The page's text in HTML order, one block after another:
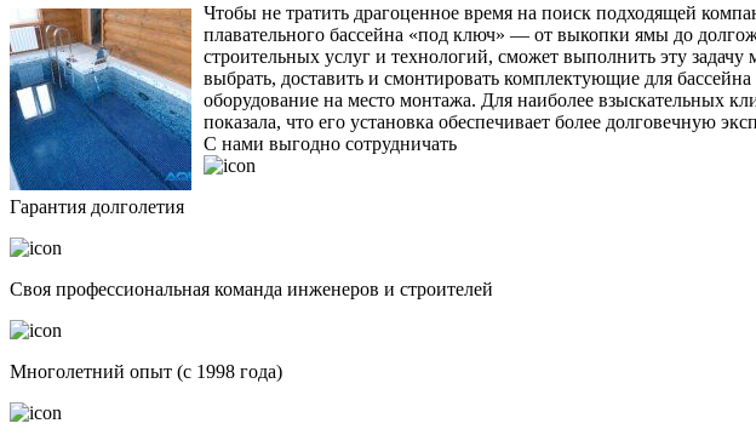
Чтобы не тратить драгоценное время на поиск подходящей
плавательного бассейна «под ключ» — от выкопки ямы до
строительных услуг и технологий, сможет выполнить эту задачу
выбрать, доставить и смонтировать комплектующие для
оборудование на место монтажа. Для наиболее взыскательных
показала, что его установка обеспечивает более долговечную
С нами выгодно сотрудничать
Гарантия долголетия
Своя профессиональная команда инженеров и строителей
Многолетний опыт (с 1998 года)